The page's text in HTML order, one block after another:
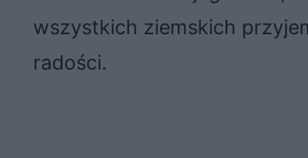
wszystkich ziemskich
radości.